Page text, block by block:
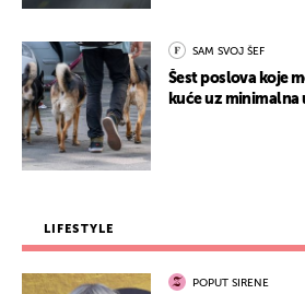
SAM SVOJ ŠEF
Šest poslova koje
kuće uz minimalna
LIFESTYLE
POPUT SIRENE